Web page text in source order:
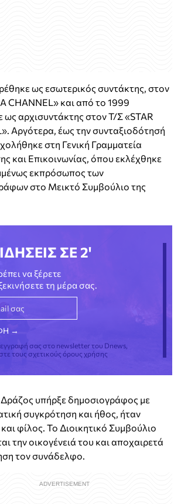
ως εσωτερικός συντάκτης, στον
CΗΑΝΝΕL» και από το 1999
ως αρχισυντάκτης στον Τ/Σ «STAR
Αργότερα, έως την συνταξιοδότησή
στη Γενική Γραμματεία
και Επικοινωνίας, όπου εκλέχθηκε
εκπρόσωπος των
στο Μεικτό Συμβούλιο της
ΣΕ 2'
να ξέρετε
τη μέρα σας.
σας στο newsletter του Dnews,
τους σχετικούς όρους χρήσης
Δράζος υπήρξε δημοσιογράφος με
συγκρότηση και ήθος, ήταν
φίλος. Το Διοικητικό Συμβούλιο
την οικογένειά του και αποχαιρετά
τον συνάδελφο.